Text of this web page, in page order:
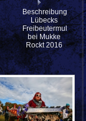
Beschreibung:
Lübecks
Freibeutermukke
bei Mukke
Rockt 2016